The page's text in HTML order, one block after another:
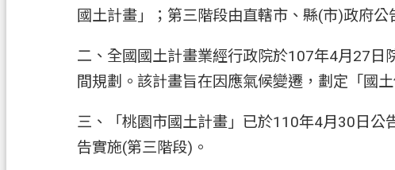
國土計畫」；第三階段由直轄市、縣(市)政府公
二、全國國土計畫業經行政院於107年4月27
間規劃。該計畫旨在因應氣候變遷，劃定「國
三、「桃園市國土計畫」已於110年4月30日
告實施(第三階段)。